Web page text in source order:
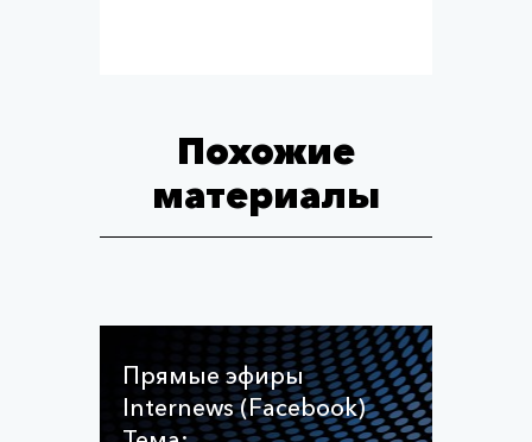
Похожие
материалы
Прямые эфиры
Internews (Facebook)